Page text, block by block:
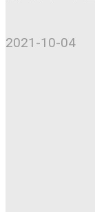
2021-10-04